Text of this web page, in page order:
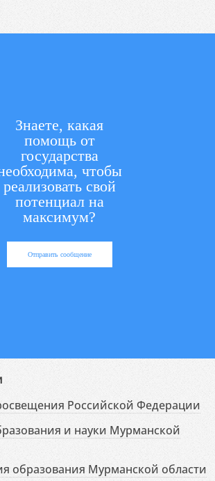
Знаете, какая
помощь от
государства
чтобы
реализовать свой
потенциал на
максимум?
Отправить сообщение
Российской Федерации
и науки Мурманской
образования Мурманской области